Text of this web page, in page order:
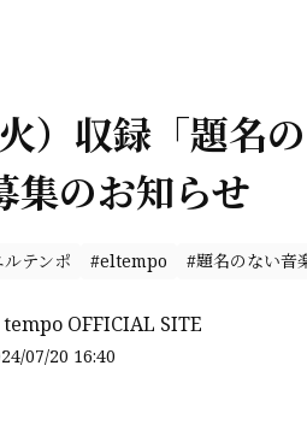
）収録「題名
集のお知らせ
テンポ #eltempo #題名のない音
OFFICIAL SITE
07/20 16:40